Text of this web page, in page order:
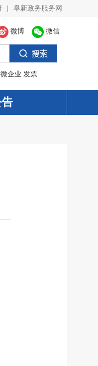
阜新政务服务网
微博 微信
企业 发票